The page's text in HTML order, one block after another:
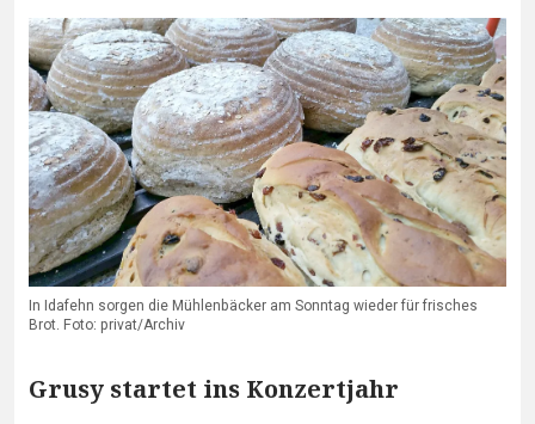
In Idafehn sorgen die Mühlenbäcker am Sonntag wieder für frisches
Brot. Foto: privat/Archiv
Grusy startet ins Konzertjahr